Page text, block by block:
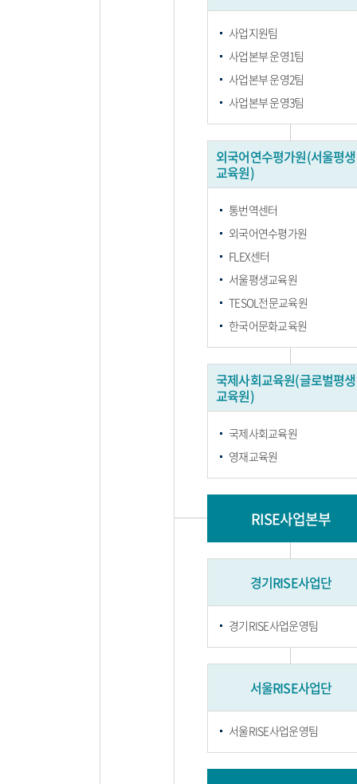
사업지원팀
사업본부 운영1팀
사업본부 운영2팀
사업본부 운영3팀
외국어연수평가원(서울평생
교육원)
통번역센터
외국어연수평가원
FLEX센터
서울평생교육원
TESOL전문교육원
한국어문화교육원
국제사회교육원(글로벌평생
교육원)
국제사회교육원
영재교육원
RISE사업본부
경기RISE사업단
경기RISE사업운영팀
서울RISE사업단
서울RISE사업운영팀